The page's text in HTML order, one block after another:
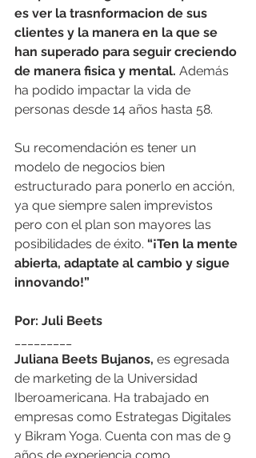
es ver la trasnformacion de sus
clientes y la manera en la que se
han superado para seguir creciendo
de manera fisica y mental. Además
ha podido impactar la vida de
personas desde 14 años hasta 58.
Su recomendación es tener un
modelo de negocios bien
estructurado para ponerlo en acción,
ya que siempre salen imprevistos
pero con el plan son mayores las
posibilidades de éxito. “¡Ten la mente
abierta, adaptate al cambio y sigue
innovando!”
Por: Juli Beets
Juliana Beets Bujanos, es egresada
de marketing de la Universidad
Iberoamericana. Ha trabajado en
empresas como Estrategas Digitales
y Bikram Yoga. Cuenta con mas de 9